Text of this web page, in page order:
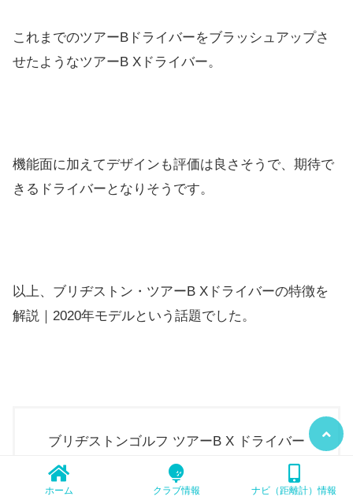
これまでのツアーBドライバーをブラッシュアップさ
せたようなツアーB Xドライバー。
機能面に加えてデザインも評価は良さそうで、 期待で
きるドライバーとなりそうです。
以上、ブリヂストン・ツアーB Xドライバーの特徴を
解説｜2020年モデルという話題でした。
ブリヂストンゴルフ ツアーB X ドライバー
Amazonで探す
ホーム クラブ情報 ナビ（距離計）情報